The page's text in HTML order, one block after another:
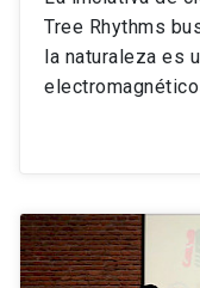
Tree Rhythms
la naturaleza es